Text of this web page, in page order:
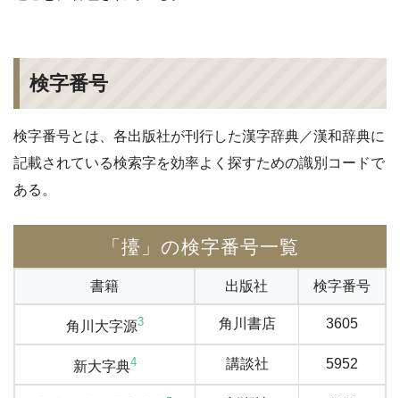
検字番号
検字番号とは、各出版社が刊行した漢字辞典／漢和辞典に
記載されている検索字を効率よく探すための識別コードで
ある。
「擡」の検字番号一覧
書籍 出版社 検字番号
角川大字源3 角川書店 3605
新大字典4 講談社 5952